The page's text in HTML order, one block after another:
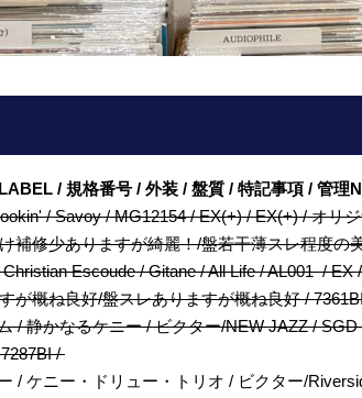
/ 規格番号 / 外装 / 盤質 / 特記事項 / 管理
/ Savoy / MG12154 / EX(+) / EX(+) / オリ
補修少ありますが綺麗！/盤若干薄スレ程度の
Escoude / Gitane / All Life / AL001 /
が概ね良好/盤スレありますが概ね良好 /
/ 静かなるケニー / ビクター/NEW JAZZ /
/
/ ケニー・ドリュー・トリオ / ビクター/